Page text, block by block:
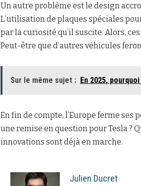
Un autre problème est le design
L’utilisation de plaques spéciales
par la curiosité qu’il suscite. Alors,
Peut-être que d’autres véhicules
Sur le même sujet : En 2025,
En fin de compte, l’Europe ferme
une remise en question pour Tesla ?
innovations sont déjà en marche.
Julien Ducret